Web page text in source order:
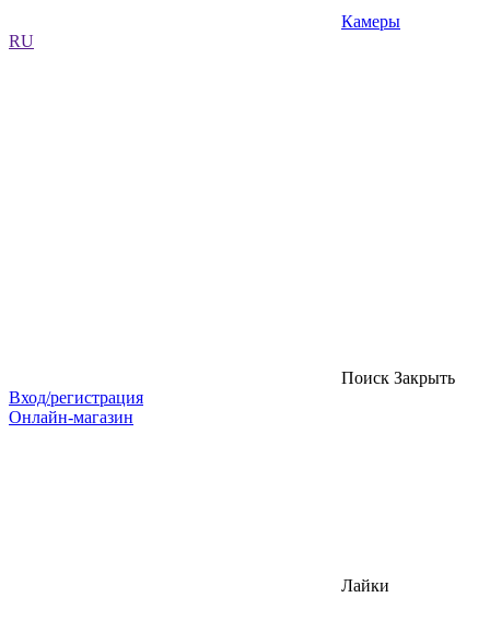
Камеры
RU
Поиск Закрыть
Вход/регистрация
Онлайн-магазин
Лайки